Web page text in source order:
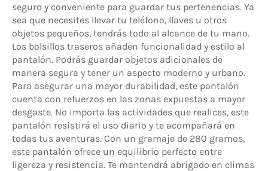
seguro y conveniente para guardar tus pertenencias. Ya
sea que necesites llevar tu teléfono, llaves u otros
objetos pequeños, tendrás todo al alcance de tu mano.
Los bolsillos traseros añaden funcionalidad y estilo al
pantalón. Podrás guardar objetos adicionales de
manera segura y tener un aspecto moderno y urbano.
Para asegurar una mayor durabilidad, este pantalón
cuenta con refuerzos en las zonas expuestas a mayor
desgaste. No importa las actividades que realices, este
pantalón resistirá el uso diario y te acompañará en
todas tus aventuras. Con un gramaje de 280 gramos,
este pantalón ofrece un equilibrio perfecto entre
ligereza y resistencia. Te mantendrá abrigado en climas